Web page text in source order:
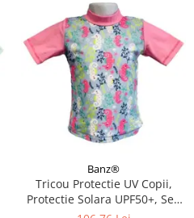
Banz®
Tricou Protectie UV Copii,
Protectie Solara UPF50+, Sea
Horse, Diverse marimi